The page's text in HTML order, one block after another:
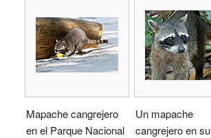
Mapache cangrejero
en el Parque Nacional
Un mapache
cangrejero en su